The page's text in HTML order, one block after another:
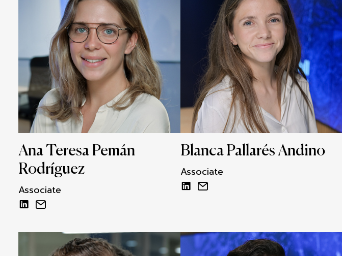
Ana Teresa Pemán
Rodríguez
Associate
Blanca Pallarés Andino
Associate